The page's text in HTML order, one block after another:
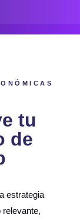
tu
de
estrategia
relevante,